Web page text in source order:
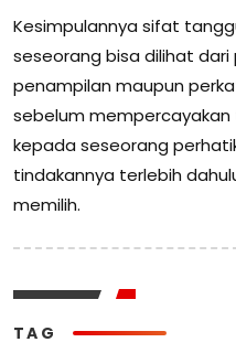
Kesimpulannya sifat
seseorang bisa dilihat
penampilan maupun
sebelum
kepada seseorang
tindakannya terlebih
memilih.
TAG